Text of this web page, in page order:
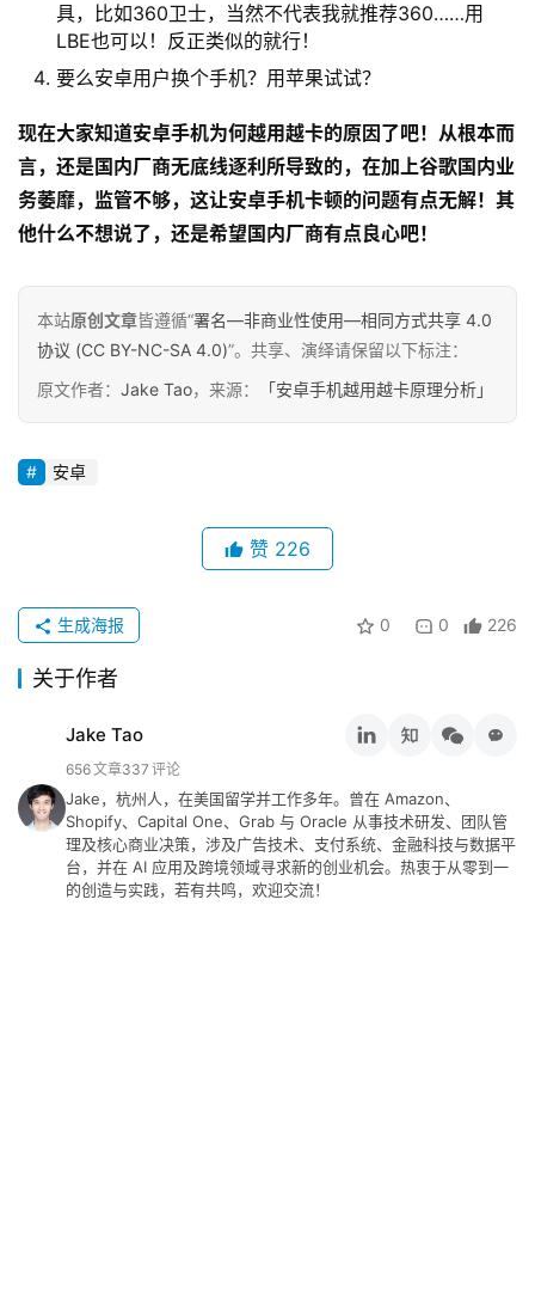
具，比如360卫士，当然不代表我就推荐360……用
LBE也可以！反正类似的就行！
要么安卓用户换个手机？用苹果试试？
现在大家知道安卓手机为何越用越卡的原因了吧！从根本而
言，还是国内厂商无底线逐利所导致的，在加上谷歌国内业
务萎靡，监管不够，这让安卓手机卡顿的问题有点无解！其
他什么不想说了，还是希望国内厂商有点良心吧！
本站原创文章皆遵循“署名—非商业性使用—相同方式共享 4.0
协议 (CC BY-NC-SA 4.0)”。共享、演绎请保留以下标注：
原文作者： Jake Tao，来源： 「安卓手机越用越卡原理分析」
安卓
赞 226
0 0 226
生成海报
关于作者
Jake Tao
656文章337 评论
Jake，杭州人，在美国留学并工作多年。曾在 Amazon、
Shopify、Capital One、Grab 与 Oracle 从事技术研发、团队管
理及核心商业决策，涉及广告技术、支付系统、金融科技与数据平
台，并在 AI 应用及跨境领域寻求新的创业机会。热衷于从零到一
的创造与实践，若有共鸣，欢迎交流！